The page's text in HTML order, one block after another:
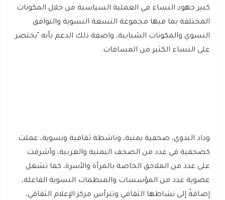
كبير جهود النساء في العملية السياسية من خلال المكونات
المختلفة بما فيها مجموعة التسعة النسوية والتوافق
النسوي والمكونات الشبابية، واصفة ذلك الدعم بأنه "يختصر
على النساء الكثير من المسافات.
وداد البدوي، صحفية يمنية، وناشطة ثقافية ونسوية، عملت
كصحفية في عدد من الصحف اليمنية والعربية، وأشرفت
على عدد من الملاحق الخاصة بالمرأة والأسرة، كما تشغل
عضوية عدد من المؤسسات والمنظمات النسوية الفاعلة،
إضافةً إلى نشاطها الثقافي وتترأس مركز الإعلام الثقافي،